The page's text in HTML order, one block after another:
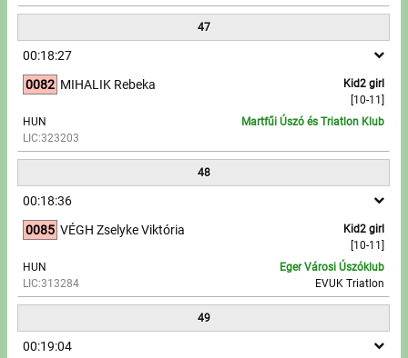
47
00:18:27
0082
Kid2 girl
[10-11]
MIHALIK Rebeka
HUN
LIC:323203
Martfűi Úszó és Triatlon Klub
48
00:18:36
0085
Kid2 girl
[10-11]
VÉGH Zselyke Viktória
HUN
LIC:313284
Eger Városi Úszóklub
EVUK Triatlon
49
00:19:04